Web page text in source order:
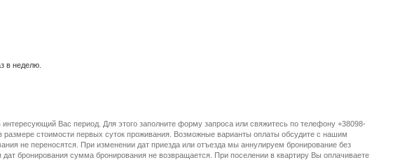
в неделю.
Вас период. Для этого заполните форму запроса или свяжитесь по телефону +38098-
стоимости первых суток проживания. Возможные варианты оплаты обсудите с нашим
не переносятся. При изменении дат приезда или отъезда мы аннулируем бронирование без
бронирования сумма бронирования не возвращается. При поселении в квартиру Вы оплачиваете